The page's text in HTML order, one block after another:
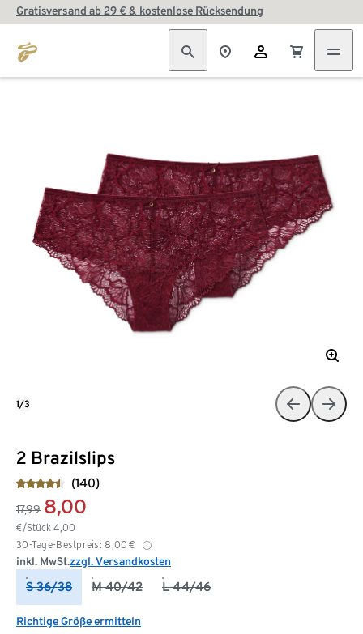
Gratisversand ab 29 € & kostenlose Rücksendung
2 Brazilslips
(140)
17,99 8,00
€/Stück 4,00
30-Tage-Bestpreis: 8,00 €
inkl. MwSt.zzgl. Versandkosten
S 36/38 M 40/42 L 44/46
Richtige Größe ermitteln
1/3